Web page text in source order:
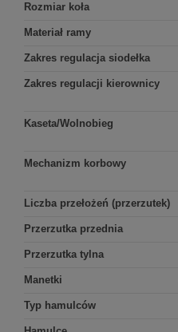
Rozmiar koła
Materiał ramy
Zakres regulacja siodełka
Zakres regulacji kierownicy
Kaseta/Wolnobieg
Mechanizm korbowy
Liczba przełożeń (przerzutek)
Przerzutka przednia
Przerzutka tylna
Manetki
Typ hamulców